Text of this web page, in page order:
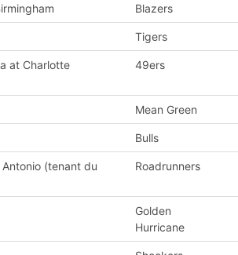
Blazers
Tigers
at Charlotte 49ers
Mean Green
Bulls
(tenant du
Roadrunners
Golden
Hurricane